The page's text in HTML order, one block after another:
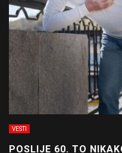
VESTI
POSLIJE 60. TO